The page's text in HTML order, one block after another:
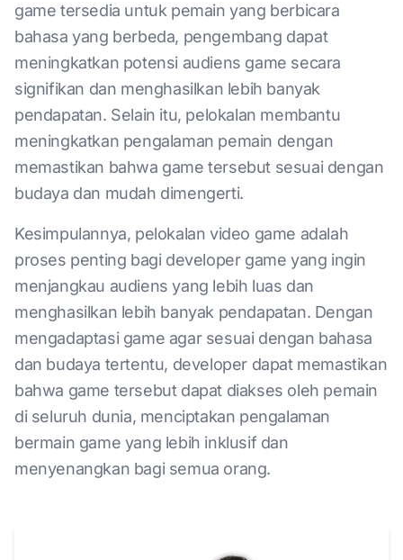
game tersedia untuk pemain yang berbicara
bahasa yang berbeda, pengembang dapat
meningkatkan potensi audiens game secara
signifikan dan menghasilkan lebih banyak
pendapatan. Selain itu, pelokalan membantu
meningkatkan pengalaman pemain dengan
memastikan bahwa game tersebut sesuai dengan
budaya dan mudah dimengerti.
Kesimpulannya, pelokalan video game adalah
proses penting bagi developer game yang ingin
menjangkau audiens yang lebih luas dan
menghasilkan lebih banyak pendapatan. Dengan
mengadaptasi game agar sesuai dengan bahasa
dan budaya tertentu, developer dapat memastikan
bahwa game tersebut dapat diakses oleh pemain
di seluruh dunia, menciptakan pengalaman
bermain game yang lebih inklusif dan
menyenangkan bagi semua orang.